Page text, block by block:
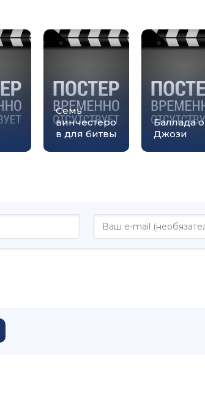
Семь
винчестеро
в для битвы
Баллада о
Джози